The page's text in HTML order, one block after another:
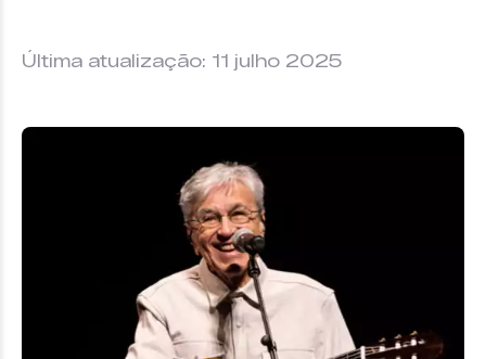
Última atualização: 11 julho 2025